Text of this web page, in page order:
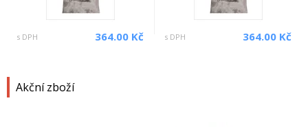
Akční zboží
s DPH 364.00 Kč s DPH 364.00 Kč